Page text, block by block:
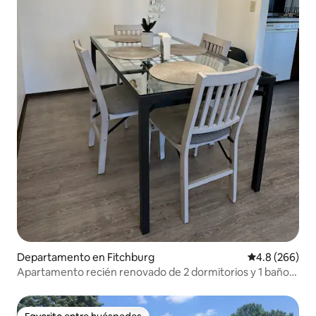
Departamento en Fitchburg Calificación
4.8 (266)
Apartamento recién renovado de 2 dormitorios y 1 baño,